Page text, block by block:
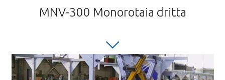
MNV-300 Monorotaia dritta